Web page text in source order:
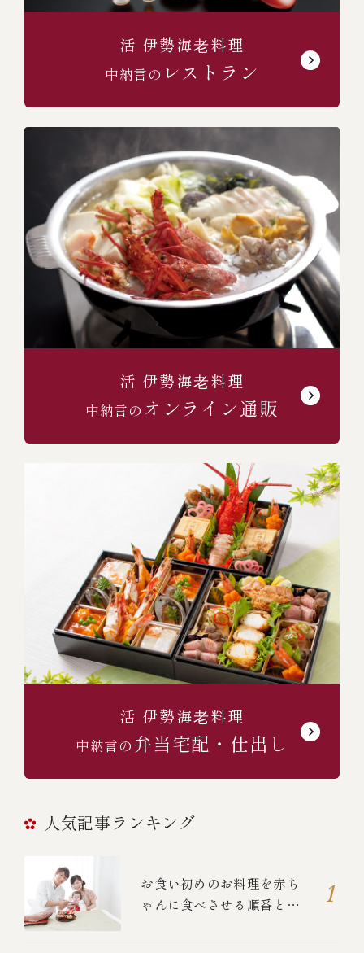
活 伊勢海⽼料理
中納言の レストラン
活 伊勢海⽼料理
中納言の オンライン通販
活 伊勢海⽼料理
中納言の弁当宅配・仕出し
人気記事ランキング
お食い初めのお料理を赤ち
ゃんに食べさせる順番と